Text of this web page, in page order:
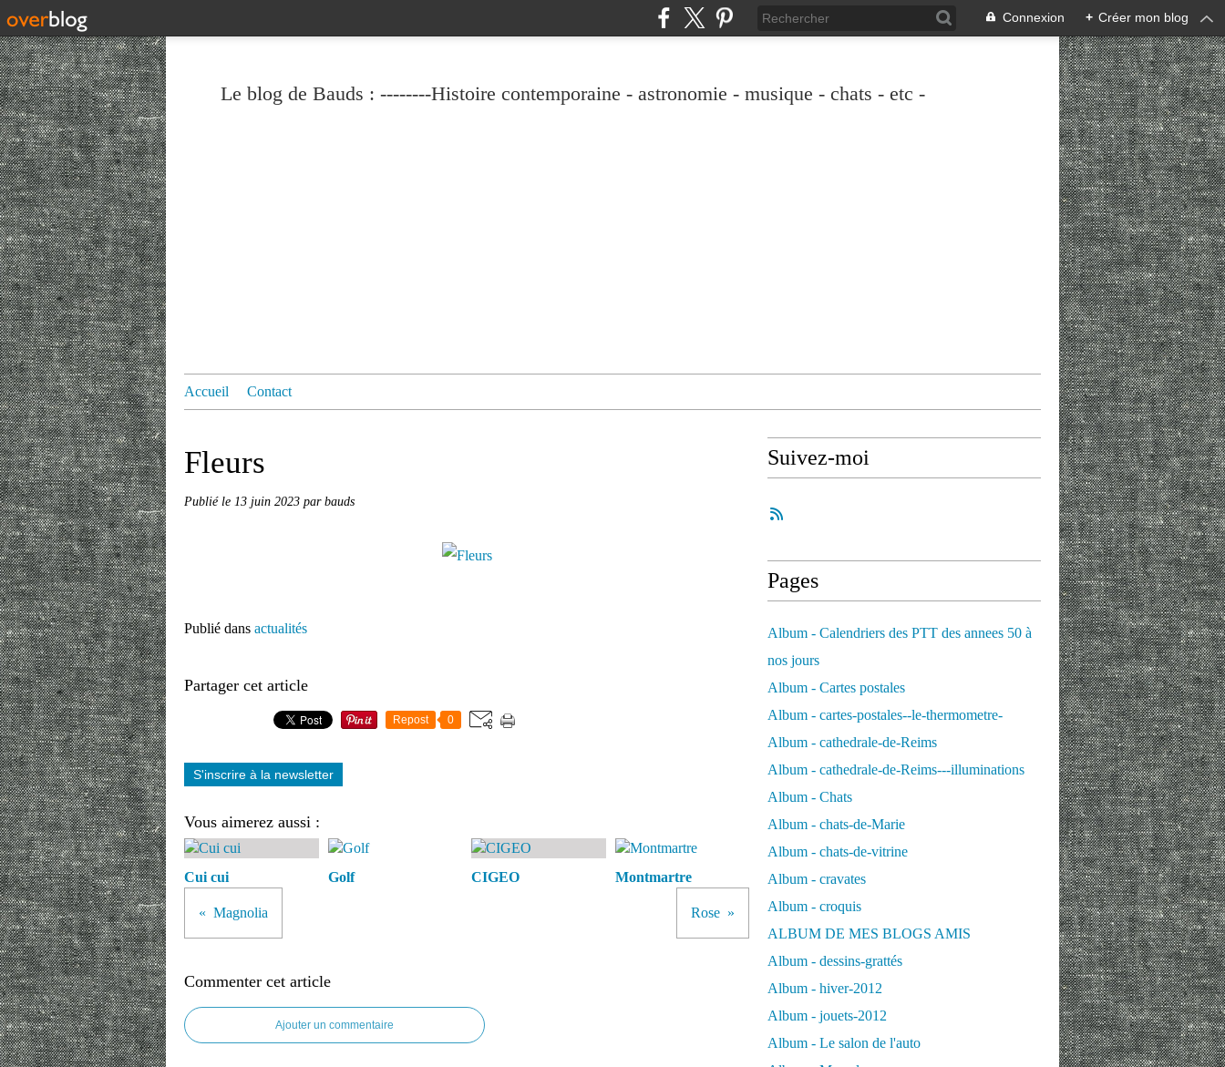
Connexion + Créer mon blog
Le blog de Bauds : --------Histoire contemporaine - astronomie - musique - chats - etc -
Accueil Contact
Fleurs
Publié le 13 juin 2023 par bauds
Publié dans actualités
Partager cet article
Repost 0
S'inscrire à la newsletter
Vous aimerez aussi :
Cui cui Golf CIGEO Montmartre
Magnolia Rose
Commenter cet article
Ajouter un commentaire
Suivez-moi
Pages
Album - Calendriers des PTT des annees 50 à
nos jours
Album - Cartes postales
Album - cartes-postales--le-thermometre-
Album - cathedrale-de-Reims
Album - cathedrale-de-Reims---illuminations
Album - Chats
Album - chats-de-Marie
Album - chats-de-vitrine
Album - cravates
Album - croquis
ALBUM DE MES BLOGS AMIS
Album - dessins-grattés
Album - hiver-2012
Album - jouets-2012
Album - Le salon de l'auto